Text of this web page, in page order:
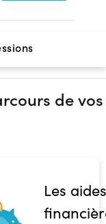
de vos
Les aides